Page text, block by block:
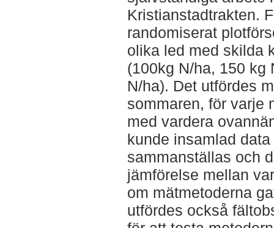
Kristianstadtrakten.
randomiserat
olika led med skilda
(100kg N/ha, 150 kg
N/ha). Det utfördes
sommaren, för varje
med vardera
kunde insamlad
sammanställas och
jämförelse mellan
om mätmetoderna
utfördes också